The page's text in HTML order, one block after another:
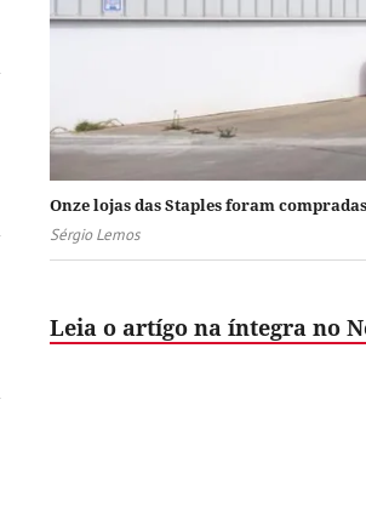
Onze lojas das Staples foram
Sérgio Lemos
Leia o artígo na íntegra no